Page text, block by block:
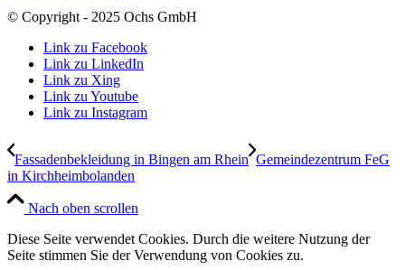
© Copyright - 2025 Ochs GmbH
Link zu Facebook
Link zu LinkedIn
Link zu Xing
Link zu Youtube
Link zu Instagram
Fassadenbekleidung in Bingen am Rhein Gemeindezentrum FeG
in Kirchheimbolanden
Nach oben scrollen
Diese Seite verwendet Cookies. Durch die weitere Nutzung der
Seite stimmen Sie der Verwendung von Cookies zu.